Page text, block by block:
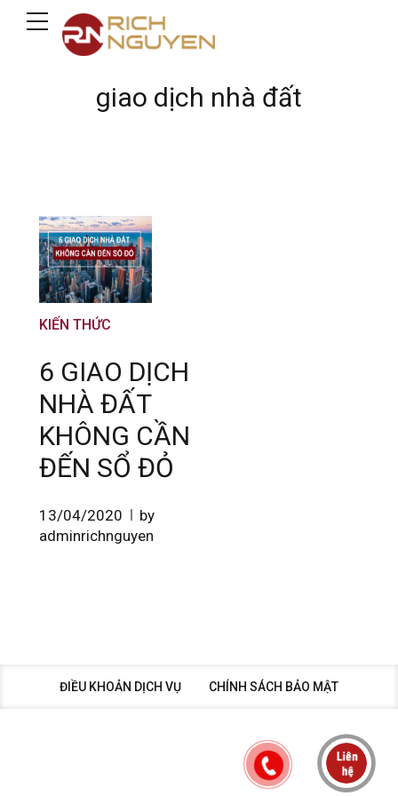
giao dịch nhà đất
KIẾN THỨC
6 GIAO DỊCH
NHÀ ĐẤT
KHÔNG CẦN
ĐẾN SỔ ĐỎ
13/04/2020
by
adminrichnguyen
ĐIỀU KHOẢN DỊCH VỤ CHÍNH SÁCH BẢO MẬT